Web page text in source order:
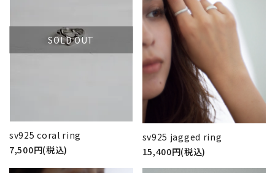
SOLD OUT
sv925 coral ring
7,500円(税込)
sv925 jagged ring
15,400円(税込)